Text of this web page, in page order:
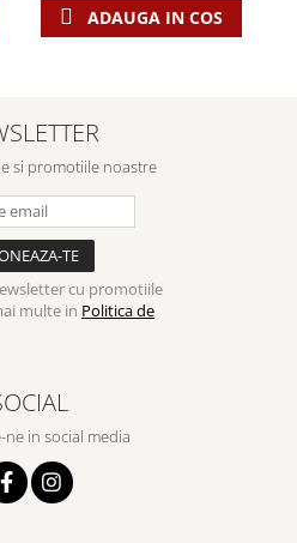
ADAUGA IN COS
si promotiile noastre
cu promotiile
multe in Politica de
ne in social media